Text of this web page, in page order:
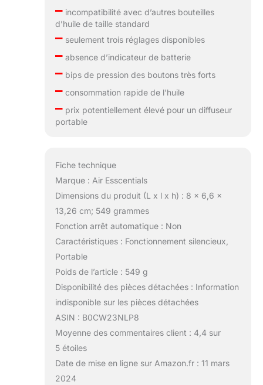
–incompatibilité avec d’autres bouteilles
d’huile de taille standard
–seulement trois réglages disponibles
–absence d’indicateur de batterie
–bips de pression des boutons très forts
–consommation rapide de l’huile
–prix potentiellement élevé pour un diffuseur
portable
Fiche technique
Marque : Air Esscentials
Dimensions du produit (L x l x h) : 8 x 6,6 x
13,26 cm; 549 grammes
Fonction arrêt automatique : Non
Caractéristiques : Fonctionnement silencieux,
Portable
Poids de l’article : 549 g
Disponibilité des pièces détachées : Information
indisponible sur les pièces détachées
ASIN : B0CW23NLP8
Moyenne des commentaires client : 4,4 sur
5 étoiles
Date de mise en ligne sur Amazon.fr : 11 mars
2024